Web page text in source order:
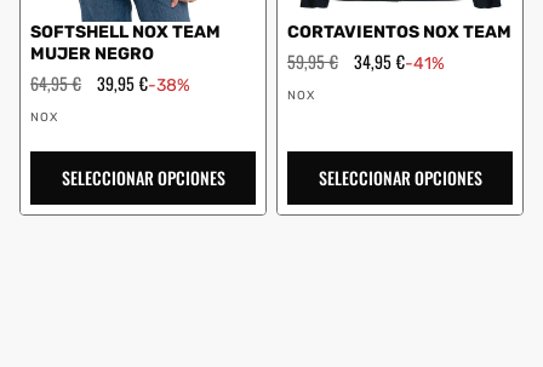
SOFTSHELL NOX TEAM
MUJER NEGRO
Precio
habitual
64,95 € Precio
39,95 €-38%
Proveedor:
NOX
SELECCIONAR OPCIONES
CORTAVIENTOS NOX TEAM
Precio
habitual
59,95 € Precio
34,95 €-41%
Proveedor:
NOX
SELECCIONAR OPCIONES